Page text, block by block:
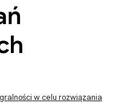
w celu rozwiązania